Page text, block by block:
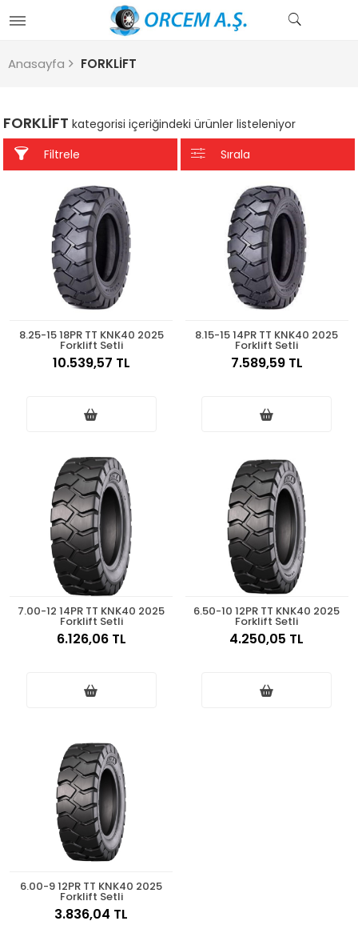
Anasayfa FORKLİFT
FORKLİFT kategorisi içeriğindeki ürünler listeleniyor
Filtrele
Sırala
8.25-15 18PR TT KNK40 2025
Forklift Setli
10.539,57 TL
8.15-15 14PR TT KNK40 2025
Forklift Setli
7.589,59 TL
7.00-12 14PR TT KNK40 2025
Forklift Setli
6.126,06 TL
6.50-10 12PR TT KNK40 2025
Forklift Setli
4.250,05 TL
6.00-9 12PR TT KNK40 2025
Forklift Setli
3.836,04 TL